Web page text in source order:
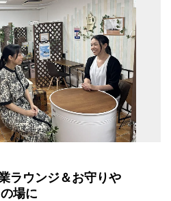
ラウンジ＆お守りや
場に